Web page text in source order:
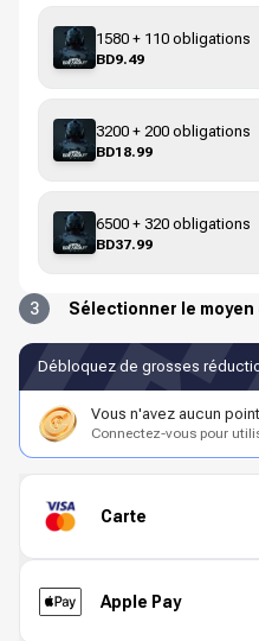
1580 + 110 obligations
BD9.49
3200 + 200 obligations
BD18.99
6500 + 320 obligations
BD37.99
3 Sélectionner le moyen
Débloquez de grosses
Vous n'avez aucun
Connectez-vous pour
Carte
Apple Pay